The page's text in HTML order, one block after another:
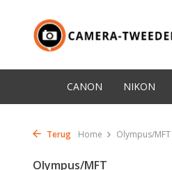
CANON NIKON
Terug Home Olympus/MFT
Olympus/MFT